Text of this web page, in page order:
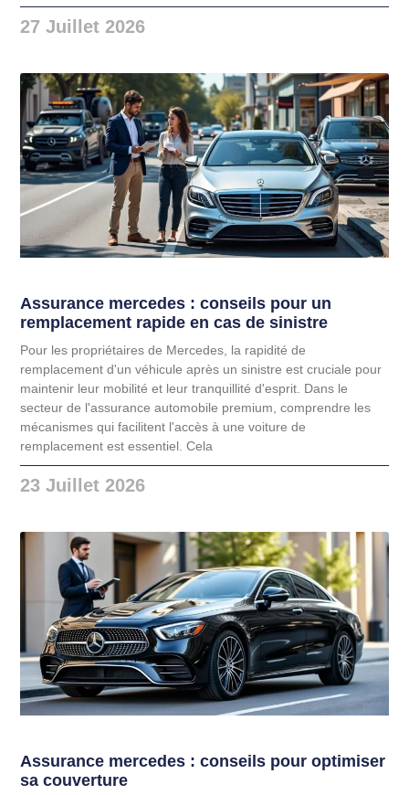
27 Juillet 2026
Assurance mercedes : conseils pour un
remplacement rapide en cas de sinistre
Pour les propriétaires de Mercedes, la rapidité de
remplacement d'un véhicule après un sinistre est cruciale pour
maintenir leur mobilité et leur tranquillité d'esprit. Dans le
secteur de l'assurance automobile premium, comprendre les
mécanismes qui facilitent l'accès à une voiture de
remplacement est essentiel. Cela
23 Juillet 2026
Assurance mercedes : conseils pour optimiser
sa couverture